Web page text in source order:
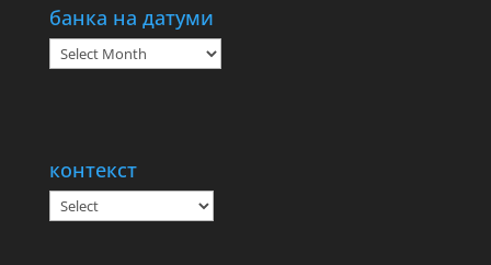
банка на датуми
банка
на
контекст